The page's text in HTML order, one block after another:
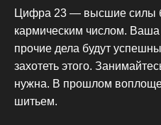
Цифра 23 — высшие силы
кармическим числом.
прочие дела будут
захотеть этого.
нужна. В прошлом
шитьем.